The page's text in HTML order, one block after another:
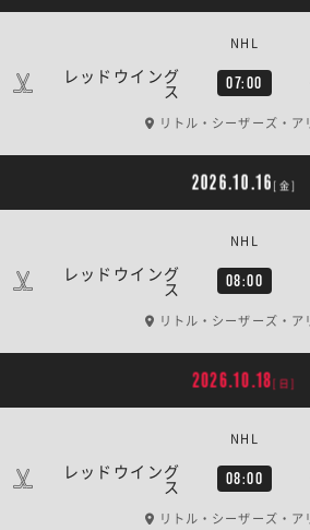
レッドウイング
ス 07:00
NHL
リトル・シーザーズ・ア
2026.10.16 [金]
レッドウイング
ス 08:00
NHL
リトル・シーザーズ・ア
2026.10.18[日]
レッドウイング
ス 08:00
NHL
リトル・シーザーズ・ア